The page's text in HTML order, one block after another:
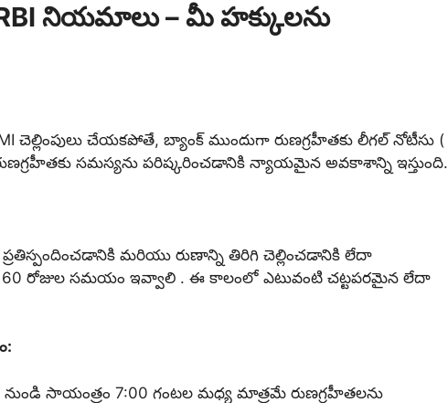
నియమాలు – మీ హక్కులను
చెల్లింపులు చేయకపోతే, బ్యాంక్ ముందుగా రుణగ్రహీతకు లీగల్ నోటీసు (
సమస్యను పరిష్కరించడానికి న్యాయమైన అవకాశాన్ని ఇస్తుంది.
మరియు రుణాన్ని తిరిగి చెల్లించడానికి లేదా
60 రోజుల సమయం ఇవ్వాలి . ఈ కాలంలో ఎటువంటి చట్టపరమైన లేదా
నుండి సాయంత్రం 7:00 గంటల మధ్య మాత్రమే రుణగ్రహీతలను